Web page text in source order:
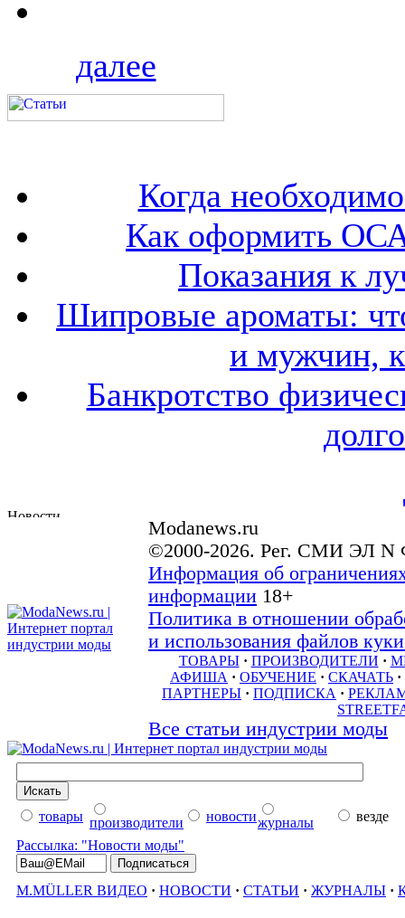
далее
Когда
Как оформить
Показания к
Шипровые ароматы:
и мужчин,
Банкротство
Modanews.ru
©2000-2026. Рег. СМИ ЭЛ N
Информация об
информации 18+
Политика в отношении
и использования файлов
ТОВАРЫ · ПРОИЗВОДИТЕЛИ ·
АФИША · ОБУЧЕНИЕ · СКАЧАТЬ ·
ПАРТНЕРЫ · ПОДПИСКА ·
Все статьи индустрии моды
товары производители новостижурналы
везде
Рассылка: "Новости моды"
M.MÜLLER ВИДЕО · НОВОСТИ · СТАТЬИ · ЖУРНАЛЫ ·